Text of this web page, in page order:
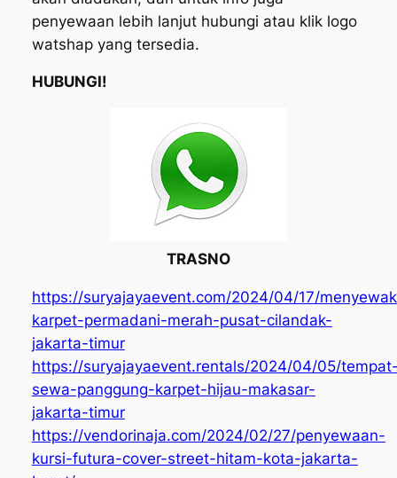
penyewaan lebih lanjut hubungi atau klik logo
watshap yang tersedia.
HUBUNGI!
TRASNO
https://suryajayaevent.com/2024/04/17/
karpet-permadani-merah-pusat-cilandak-
jakarta-timur
https://suryajayaevent.rentals/2024/04/05/
sewa-panggung-karpet-hijau-makasar-
jakarta-timur
https://vendorinaja.com/2024/02/27/penyewaan-
kursi-futura-cover-street-hitam-kota-jakarta-